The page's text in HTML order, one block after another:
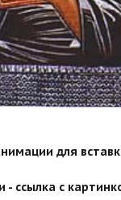
для
- ссылка с